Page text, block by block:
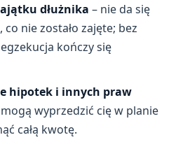
dłużnika – nie da się
nie zostało zajęte; bez
kończy się
hipotek i innych praw
wyprzedzić cię w planie
całą kwotę.